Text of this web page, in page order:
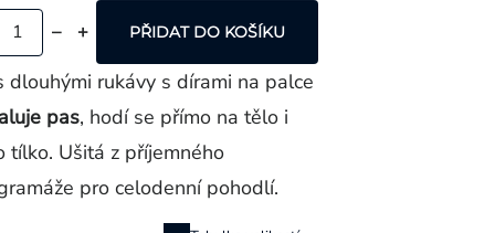
PŘIDAT DO KOŠÍKU
dlouhými rukávy s dírami na palce
pas, hodí se přímo na tělo i
tílko. Ušitá z příjemného
pro celodenní pohodlí.